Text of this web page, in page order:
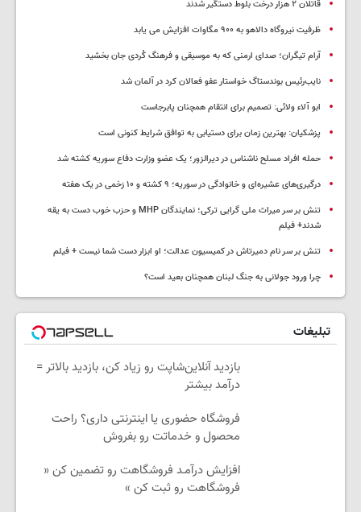
قاتلان ۲ هزار درخت بلوط دستگیر شدند
ظرفیت نیروگاه دالاهو به ۹۰۰ مگاوات افزایش می یابد
آرام تیگران؛ صدای ارمنی که به موسیقی و فرهنگ کُردی جان بخشید
نایب‌رئیس بوندستاگ خواستار عفو فعالان کرد در آلمان شد
ابو آلاء ولائی: تصمیم برای انتقام همچنان پابرجاست
پزشکیان‌: بهترین زمان برای دستیابی به توافق شرایط کنونی است
حمله افراد مسلح ناشناس در دیرالزور؛ یک عضو وزارت دفاع سوریه کشته شد
درگیری‌های عشیره‌ای و خانوادگی در سوریه؛ ۹ کشته و ۱۰ زخمی در یک هفته
تنش بر سر میراث ملی گرایی ترکی؛ نمایندگان MHP و حزب خوب دست به یقه
شدند+ فیلم
تنش بر سر نام دمیرتاش در کمیسیون عدالت؛ او ابزار دست شما نیست + فیلم
چرا ورود جولانی به جنگ لبنان همچنان بعید است؟
تبلیغات
بازدید آنلاین‌شاپت رو زیاد کن، بازدید بالاتر =
درآمد بیشتر
فروشگاه حضوری یا اینترنتی داری؟ راحت
محصول و خدماتت رو بفروش
افزایش درآمـد فروشگاهت رو تضمین کن «
فروشگاهت رو ثبت کن »